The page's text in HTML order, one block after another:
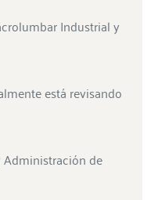
Industrial y
está revisando
de